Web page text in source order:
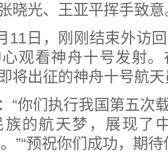
晓光、王亚平挥手致意
日，刚刚结束外访回
观看神舟十号发射
将出征的神舟十号航
们执行我国第五次
的航天梦，展现了
”“预祝你们成功，期待